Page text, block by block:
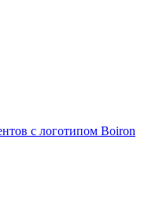
с логотипом Boiron